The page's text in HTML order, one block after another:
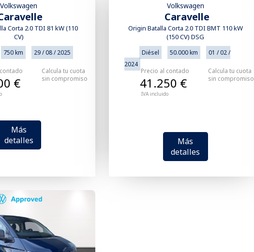
Volkswagen
Corta 2.0 TDI 81 kW (110
CV)
750 km 29 / 08 / 2025
€
Más
detalles
Calcula tu cuota
sin compromiso
Volkswagen
Caravelle
Origin Batalla Corta 2.0 TDI BMT 110 kW
(150 CV) DSG
Diésel 50.000 km
01 / 02 /
2024
Precio al contado
IVA incluido
41.250 €
Más
detalles
Calcula tu cuota
sin compromiso